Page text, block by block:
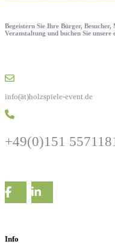
Begeistern Sie Ihre Bürger,
Veranstaltung und buchen Sie
info(ät)holzspiele-event.de
+49(0)151
Info